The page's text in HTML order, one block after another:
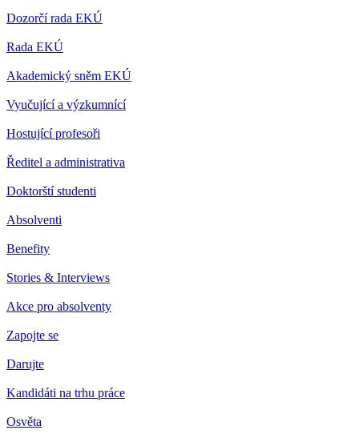
Dozorčí rada EKÚ
Rada EKÚ
Akademický sněm EKÚ
Vyučující a výzkumnící
Hostující profesoři
Ředitel a administrativa
Doktorští studenti
Absolventi
Benefity
Stories & Interviews
Akce pro absolventy
Zapojte se
Darujte
Kandidáti na trhu práce
Osvěta